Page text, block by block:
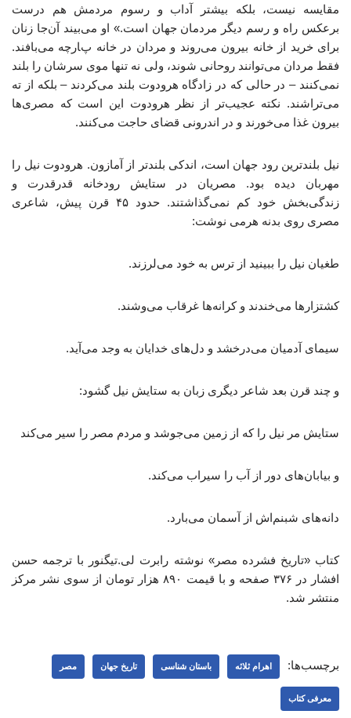
مقایسه نیست، بلکه بیشتر آداب و رسوم مردمش هم درست
برعکس راه و رسم دیگر مردمان جهان است.» او می‌بیند آن‌جا زنان
برای خرید از خانه بیرون می‌روند و مردان در خانه پارچه می‌بافند.
فقط مردان می‌توانند روحانی شوند، ولی نه تنها موی سرشان را بلند
نمی‌کنند – در حالی که در زادگاه هرودوت بلند می‌کردند – بلکه از ته
می‌تراشند. نکته عجیب‌تر از نظر هرودوت این است که مصری‌ها
بیرون غذا می‌خورند و در اندرونی قضای حاجت می‌کنند.
نیل بلندترین رود جهان است، اندکی بلندتر از آمازون. هرودوت نیل را
مهربان دیده بود. مصریان در ستایش رودخانه قدرقدرت و
زندگی‌بخش خود کم نمی‌گذاشتند. حدود ۴۵ قرن پیش، شاعری
مصری روی بدنه هرمی نوشت:
طغیان نیل را ببینید از ترس به خود می‌لرزند.
کشتزارها می‌خندند و کرانه‌ها غرقاب می‌وشند.
سیمای آدمیان می‌درخشد و دل‌های خدایان به وجد می‌آید.
و چند قرن بعد شاعر دیگری زبان به ستایش نیل گشود:
ستایش مر نیل را که از زمین می‌جوشد و مردم مصر را سیر می‌کند
و بیابان‌های دور از آب را سیراب می‌کند.
دانه‌های شبنم‌اش از آسمان می‌بارد.
کتاب «تاریخ فشرده مصر» نوشته رابرت لی.تیگنور با ترجمه حسن
افشار در ۳۷۶ صفحه و با قیمت ۸۹۰ هزار تومان از سوی نشر مرکز
منتشر شد.
برچسب‌ها: اهرام ثلاثه باستان شناسی تاریخ جهان مصر
معرفی کتاب